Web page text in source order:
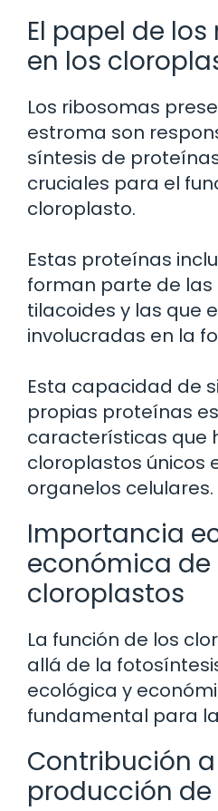
El papel de
en los
Los ribosomas
estroma son
síntesis de
cruciales para el
cloroplasto.
Estas proteínas
forman parte de
tilacoides y las que
involucradas en la
Esta capacidad de
propias proteínas
características que
cloroplastos únicos
organelos celulares.
Importancia
económica de
cloroplastos
La función de los
allá de la
ecológica y
fundamental para
Contribución
producción de